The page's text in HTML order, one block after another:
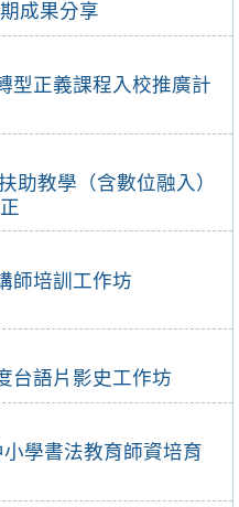
成果分享
型正義課程入校推廣計
助教學（含數位融入）
師培訓工作坊
台語片影史工作坊
學書法教育師資培育